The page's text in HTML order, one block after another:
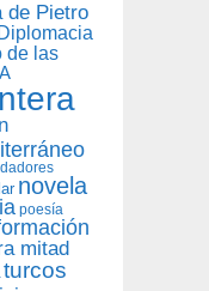
de Pietro
de las
novela
poesía
mitad
turcos